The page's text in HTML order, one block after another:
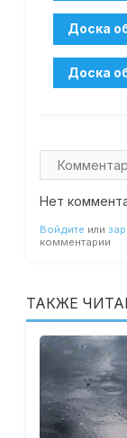
Нет
Войдите или
комментарии
ТАКЖЕ